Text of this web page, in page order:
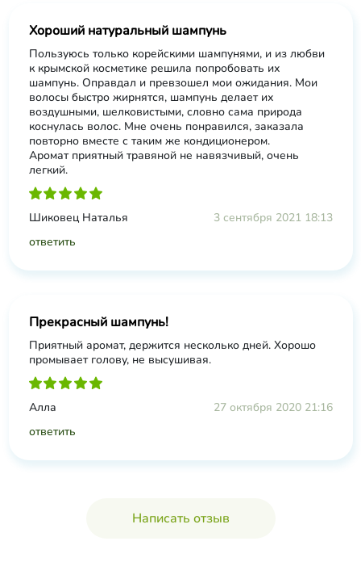
Хороший натуральный шампунь
Пользуюсь только корейскими шампунями, и из любви
к крымской косметике решила попробовать их
шампунь. Оправдал и превзошел мои ожидания. Мои
волосы быстро жирнятся, шампунь делает их
воздушными, шелковистыми, словно сама природа
коснулась волос. Мне очень понравился, заказала
повторно вместе с таким же кондиционером.
Аромат приятный травяной не навязчивый, очень
легкий.
Шиковец Наталья
3 сентября 2021 18:13
ответить
Прекрасный шампунь!
Приятный аромат, держится несколько дней. Хорошо
промывает голову, не высушивая.
Алла
27 октября 2020 21:16
ответить
Написать отзыв